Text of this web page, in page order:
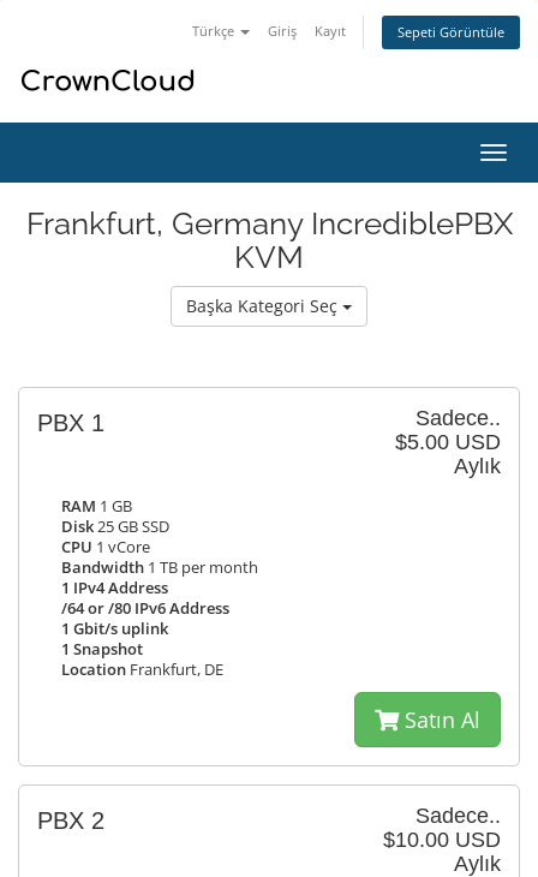
Türkçe Giriş Kayıt Sepeti Görüntüle
Frankfurt, Germany IncrediblePBX
KVM
Başka Kategori Seç
Sadece..
$5.00 USD
Aylık
PBX 1
RAM 1 GB
Disk25 GB SSD
CPU 1 vCore
Bandwidth 1 TB per month
1 IPv4 Address
/64 or /80 IPv6 Address
1 Gbit/s uplink
1 Snapshot
Location Frankfurt, DE
Satın Al
Sadece..
$10.00 USD
Aylık
PBX 2